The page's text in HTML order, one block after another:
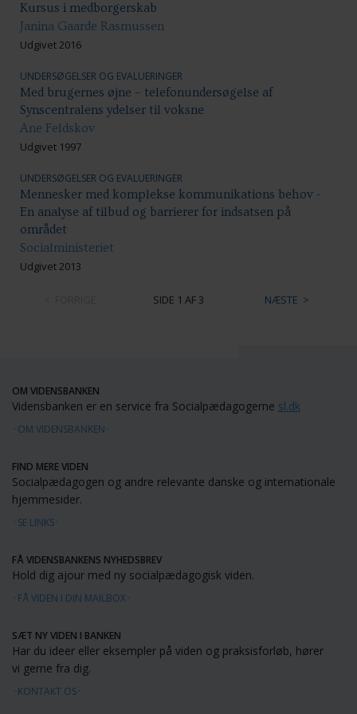
Kursus i medborgerskab
Janina Gaarde Rasmussen
Udgivet 2016
UNDERSØGELSER OG EVALUERINGER
Med brugernes øjne – telefonundersøgelse af
Synscentralens ydelser til voksne
Ane Feldskov
Udgivet 1997
UNDERSØGELSER OG EVALUERINGER
Mennesker med komplekse kommunikations behov -
En analyse af tilbud og barrierer for indsatsen på
området
Socialministeriet
Udgivet 2013
SIDE 1 AF 3 NÆSTE
OM VIDENSBANKEN
Vidensbanken er en service fra Socialpædagogerne sl.dk
OM VIDENSBANKEN
FIND MERE VIDEN
Socialpædagogen og andre relevante danske og internationale
hjemmesider.
SE LINKS
FÅ VIDENSBANKENS NYHEDSBREV
Hold dig ajour med ny socialpædagogisk viden.
FÅ VIDEN I DIN MAILBOX
SÆT NY VIDEN I BANKEN
Har du ideer eller eksempler på viden og praksisforløb, hører
vi gerne fra dig.
KONTAKT OS